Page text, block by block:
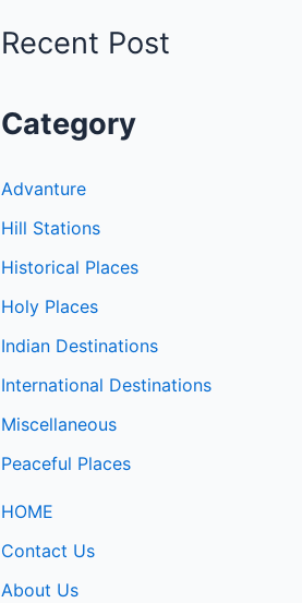
Recent Post
Category
Advanture
Hill Stations
Historical Places
Holy Places
Indian Destinations
International Destinations
Miscellaneous
Peaceful Places
HOME
Contact Us
About Us